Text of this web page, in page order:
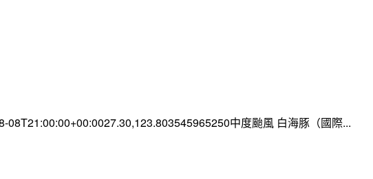
中度颱風 白海豚（國際...